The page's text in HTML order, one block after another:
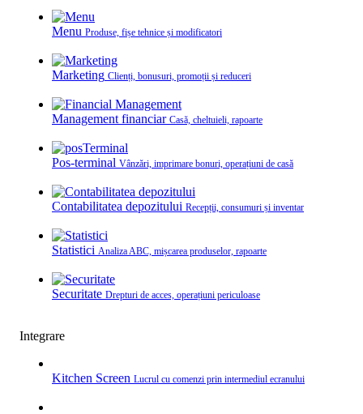
Menu Produse, fișe tehnice și modificatori
Marketing Clienți, bonusuri, promoții și reduceri
Management financiar Casă, cheltuieli, rapoarte
Pos-terminal Vânzări, imprimare bonuri, operațiuni de casă
Contabilitatea depozitului Recepții, consumuri și inventar
Statistici Analiza ABC, mișcarea produselor, rapoarte
Securitate Drepturi de acces, operațiuni periculoase
Integrare
Kitchen Screen Lucrul cu comenzi prin intermediul ecranului